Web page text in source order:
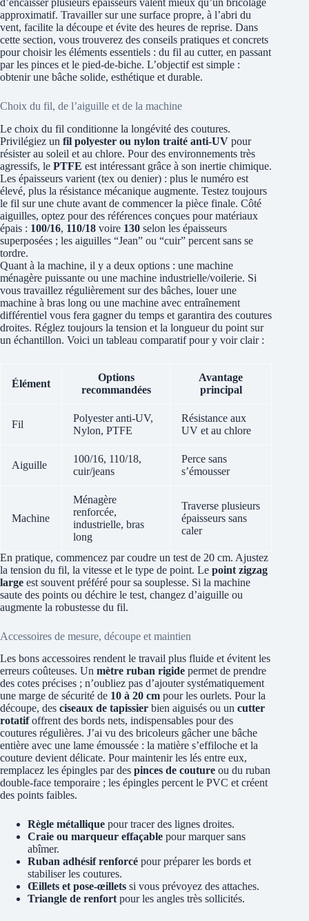
approximatif. Travailler sur une surface propre, à l’abri du
vent, facilite la découpe et évite des heures de reprise. Dans
cette section, vous trouverez des conseils pratiques et concrets
pour choisir les éléments essentiels : du fil au cutter, en passant
par les pinces et le pied-de-biche. L’objectif est simple :
obtenir une bâche solide, esthétique et durable.
Choix du fil, de l’aiguille et de la machine
Le choix du fil conditionne la longévité des coutures.
Privilégiez un fil polyester ou nylon traité anti-UV pour
résister au soleil et au chlore. Pour des environnements très
agressifs, le PTFE est intéressant grâce à son inertie chimique.
Les épaisseurs varient (tex ou denier) : plus le numéro est
élevé, plus la résistance mécanique augmente. Testez toujours
le fil sur une chute avant de commencer la pièce finale. Côté
aiguilles, optez pour des références conçues pour matériaux
épais : 100/16, 110/18 voire 130 selon les épaisseurs
superposées ; les aiguilles “Jean” ou “cuir” percent sans se
tordre.
Quant à la machine, il y a deux options : une machine
ménagère puissante ou une machine industrielle/voilerie. Si
vous travaillez régulièrement sur des bâches, louer une
machine à bras long ou une machine avec entraînement
différentiel vous fera gagner du temps et garantira des coutures
droites. Réglez toujours la tension et la longueur du point sur
un échantillon. Voici un tableau comparatif pour y voir clair :
Élément
Options
recommandées
Avantage
principal
Fil
Polyester anti-UV,
Nylon, PTFE
Résistance aux
UV et au chlore
Aiguille
100/16, 110/18,
cuir/jeans
Perce sans
s’émousser
Machine
Ménagère
renforcée,
industrielle, bras
long
Traverse plusieurs
épaisseurs sans
caler
En pratique, commencez par coudre un test de 20 cm. Ajustez
la tension du fil, la vitesse et le type de point. Le point zigzag
large est souvent préféré pour sa souplesse. Si la machine
saute des points ou déchire le test, changez d’aiguille ou
augmente la robustesse du fil.
Accessoires de mesure, découpe et maintien
Les bons accessoires rendent le travail plus fluide et évitent les
erreurs coûteuses. Un mètre ruban rigide permet de prendre
des cotes précises ; n’oubliez pas d’ajouter systématiquement
une marge de sécurité de 10 à 20 cm pour les ourlets. Pour la
découpe, des ciseaux de tapissier bien aiguisés ou un cutter
rotatifoffrent des bords nets, indispensables pour des
coutures régulières. J’ai vu des bricoleurs gâcher une bâche
entière avec une lame émoussée : la matière s’effiloche et la
couture devient délicate. Pour maintenir les lés entre eux,
remplacez les épingles par des pinces de couture ou du ruban
double-face temporaire ; les épingles percent le PVC et créent
des points faibles.
Règle métallique pour tracer des lignes droites.
Craie ou marqueur effaçable pour marquer sans
abîmer.
Ruban adhésif renforcé pour préparer les bords et
stabiliser les coutures.
Œillets et pose-œillets si vous prévoyez des attaches.
Triangle de renfortpour les angles très sollicités.